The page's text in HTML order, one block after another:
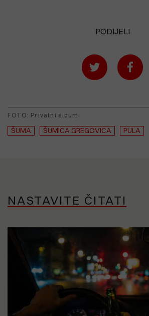
PODIJELI
FOTO: Privatni album
ŠUMA ŠUMICA GREGOVICA PULA
NASTAVITE ČITATI